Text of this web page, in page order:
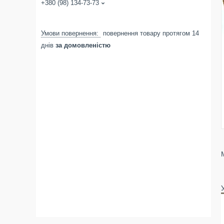
+380 (98) 134-73-73
повернення товару протягом 14
днів за домовленістю